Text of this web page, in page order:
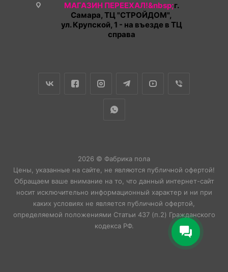
МАГАЗИН ПЕРЕЕХАЛ!&nbsp;г.
Самара, ТЦ "СТРОЙДОМ",
ул. Крупской, 1 - на въезде в ТЦ
справа
2026 © Фабрика пола
Цены, указанные на сайте, не являются публичной офертой!
Обращаем ваше внимание на то, что данный интернет-сайт
носит исключительно информационный характер и ни при
каких условиях не является публичной офертой,
определяемой положениями Статьи 437 (п.2) Гражданского
кодекса РФ.